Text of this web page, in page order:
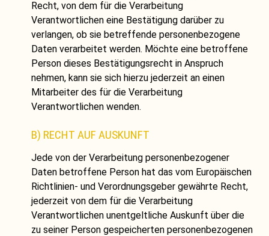
Recht, von dem für die Verarbeitung
Verantwortlichen eine Bestätigung darüber zu
verlangen, ob sie betreffende personenbezogene
Daten verarbeitet werden. Möchte eine betroffene
Person dieses Bestätigungsrecht in Anspruch
nehmen, kann sie sich hierzu jederzeit an einen
Mitarbeiter des für die Verarbeitung
Verantwortlichen wenden.
B) RECHT AUF AUSKUNFT
Jede von der Verarbeitung personenbezogener
Daten betroffene Person hat das vom Europäischen
Richtlinien- und Verordnungsgeber gewährte Recht,
jederzeit von dem für die Verarbeitung
Verantwortlichen unentgeltliche Auskunft über die
zu seiner Person gespeicherten personenbezogenen